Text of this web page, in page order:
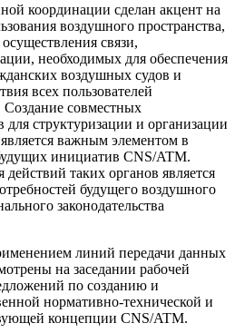
координации сделан акцент на
воздушного пространства,
связи,
необходимых для обеспечения
воздушных судов и
всех пользователей
Создание совместных
структуризации и организации
важным элементом в
инициатив CNS/ATM.
таких органов является
будущего воздушного
законодательства
линий передачи данных
на заседании рабочей
по созданию и
нормативно-технической и
концепции CNS/ATM.